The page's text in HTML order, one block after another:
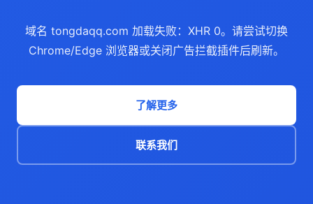
域名 tongdaqq.com 加载失败：XHR 0。请尝试切换
Chrome/Edge 浏览器或关闭广告拦截插件后刷新。
了解更多
联系我们